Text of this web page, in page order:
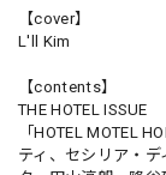
【cover】
L'll Kim
【contents】
THE HOTEL ISSUE
「HOTEL MOTEL
ティ、セシリア・デ